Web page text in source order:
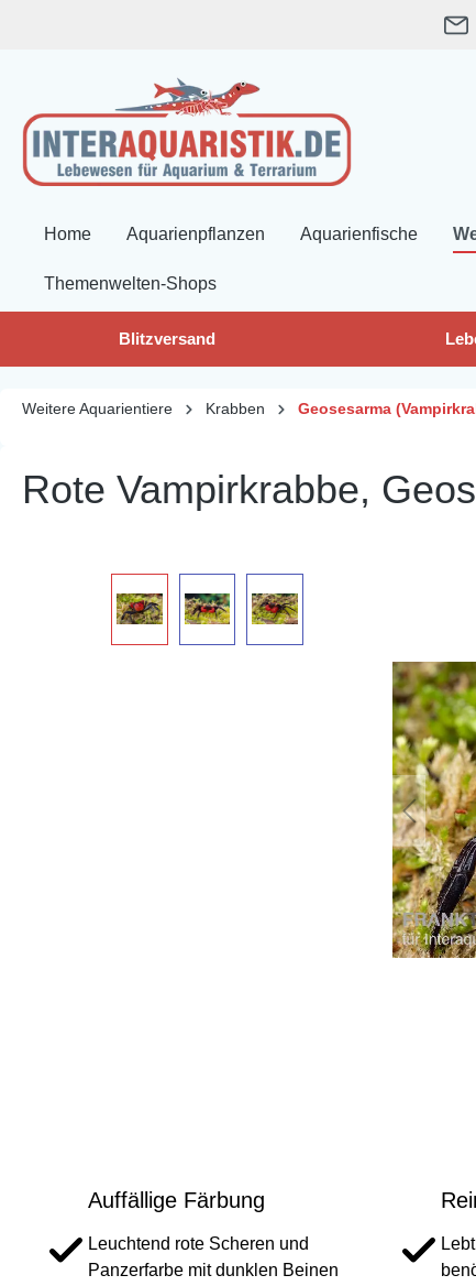
Home Aquarienpflanzen Aquarienfische
Themenwelten-Shops
Blitzversand
Weitere Aquarientiere Krabben Geosesarma
Rote Vampirkrabbe,
Auffällige Färbung
Leuchtend rote Scheren und
Panzerfarbe mit dunklen Beinen